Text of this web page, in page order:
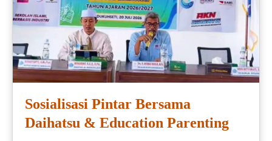
Sosialisasi Pintar Bersama
Daihatsu & Education Parenting